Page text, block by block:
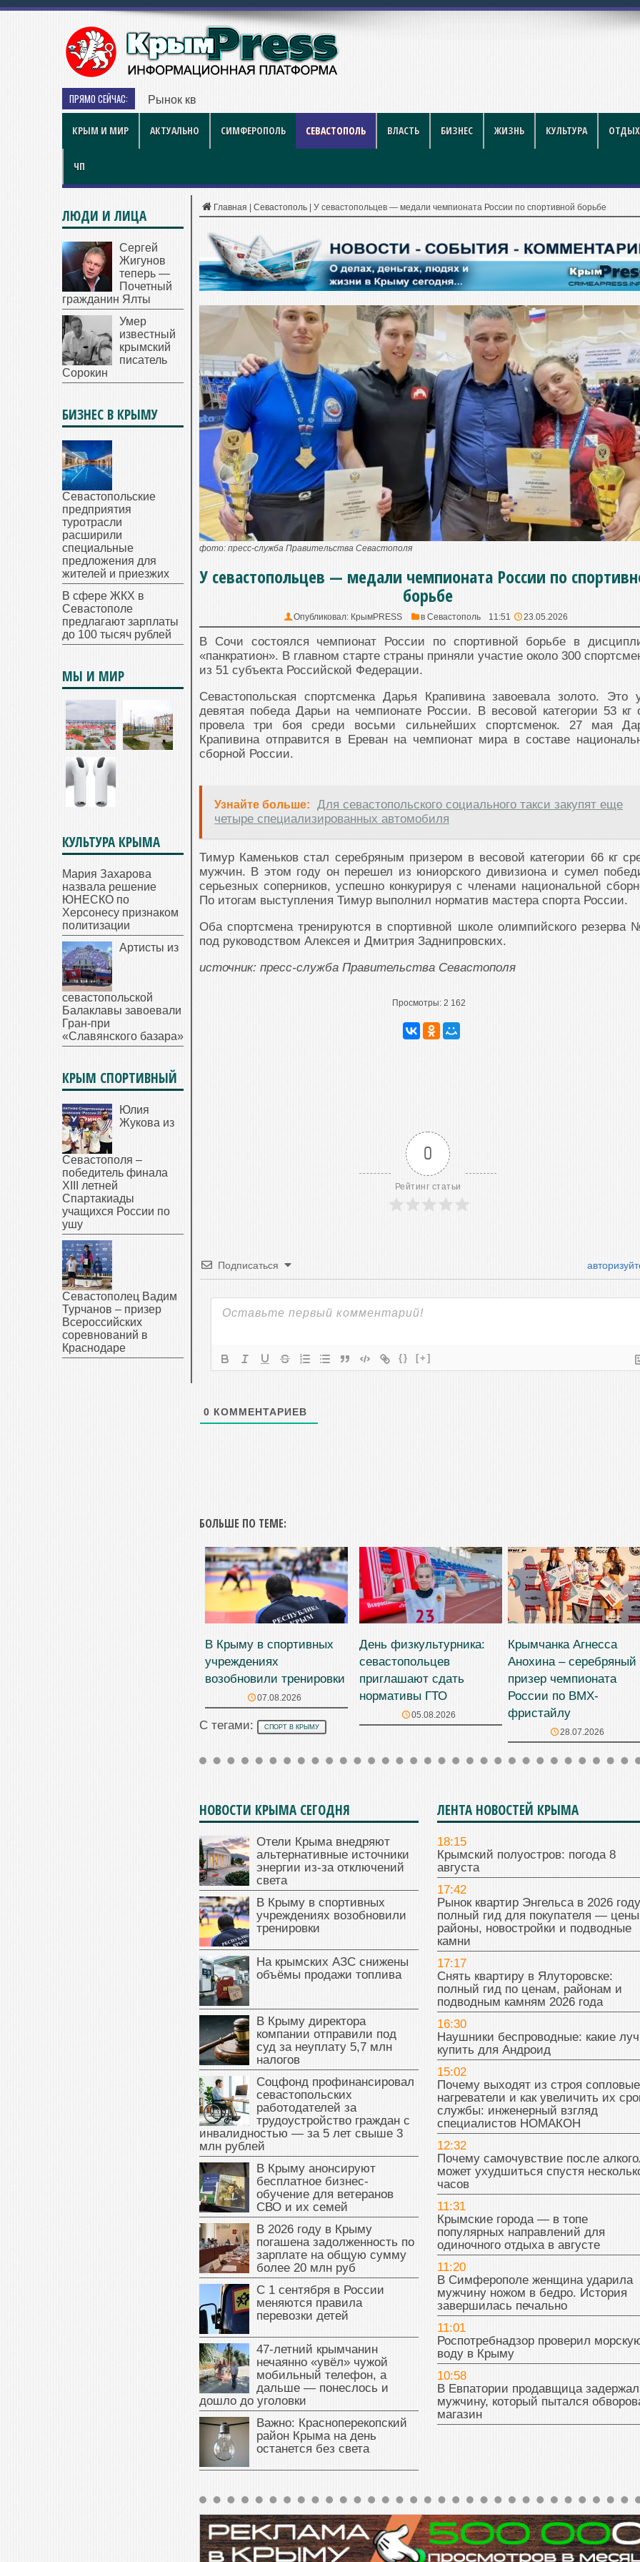
ПРЯМО СЕЙЧАС: Рынок квартир Энгельса в 2026 году: полный гид для
КРЫМ И МИР АКТУАЛЬНО СИМФЕРОПОЛЬ СЕВАСТОПОЛЬ ВЛАСТЬ БИЗНЕС ЖИЗНЬ КУЛЬТУРА
ЧП
Главная Севастополь У севастопольцев — медали чемпионата России по спортивной борьбе
фото: пресс-служба Правительства Севастополя
У севастопольцев — медали чемпионата России по
борьбе
Опубликовал: КрымPRESS в Севастополь 11:51 23.05.2026
В Сочи состоялся чемпионат России по спортивной борьбе в
«панкратион». В главном старте страны приняли участие около 300
из 51 субъекта Российской Федерации.
Севастопольская спортсменка Дарья Крапивина завоевала золото. Это
девятая победа Дарьи на чемпионате России. В весовой категории 53 кг
провела три боя среди восьми сильнейших спортсменок. 27 мая
Крапивина отправится в Ереван на чемпионат мира в составе
сборной России.
Узнайте больше:
Для севастопольского социального такси закупят еще
четыре специализированных автомобиля
Тимур Каменьков стал серебряным призером в весовой категории 66 кг
мужчин. В этом году он перешел из юниорского дивизиона и сумел
серьезных соперников, успешно конкурируя с членами национальной
По итогам выступления Тимур выполнил норматив мастера спорта России.
Оба спортсмена тренируются в спортивной школе олимпийского резерва
под руководством Алексея и Дмитрия Заднипровских.
источник: пресс-служба Правительства Севастополя
Просмотры: 2 162
0
Рейтинг статьи
Подписаться
{} [+]
0 КОММЕНТАРИЕВ
БОЛЬШЕ ПО ТЕМЕ:
В Крыму в спортивных
учреждениях
возобновили тренировки
07.08.2026
День физкультурника:
севастопольцев
приглашают сдать
нормативы ГТО
05.08.2026
Крымчанка Агнесса
Анохина – серебряный
призер чемпионата
России по BMX-
фристайлу
28.07.2026
С тегами: СПОРТ В КРЫМУ
НОВОСТИ КРЫМА СЕГОДНЯ
Отели Крыма внедряют
альтернативные источники
энергии из-за отключений
света
В Крыму в спортивных
учреждениях возобновили
тренировки
На крымских АЗС снижены
объёмы продажи топлива
В Крыму директора
компании отправили под
суд за неуплату 5,7 млн
налогов
Соцфонд профинансировал
севастопольских
работодателей за
трудоустройство граждан с
инвалидностью — за 5 лет свыше 3
млн рублей
В Крыму анонсируют
бесплатное бизнес-
обучение для ветеранов
СВО и их семей
В 2026 году в Крыму
погашена задолженность по
зарплате на общую сумму
более 20 млн руб
С 1 сентября в России
меняются правила
перевозки детей
47‑летний крымчанин
нечаянно «увёл» чужой
мобильный телефон, а
дальше — понеслось и
дошло до уголовки
Важно: Красноперекопский
район Крыма на день
останется без света
ЛЕНТА НОВОСТЕЙ КРЫМА
18:15
Крымский полуостров: погода 8
августа
17:42
Рынок квартир Энгельса в 2026
полный гид для покупателя —
районы, новостройки и подводные
камни
17:17
Снять квартиру в Ялуторовске:
полный гид по ценам, районам и
подводным камням 2026 года
16:30
Наушники беспроводные: какие
купить для Андроид
15:02
Почему выходят из строя сопловые
нагреватели и как увеличить их
службы: инженерный взгляд
специалистов НОМАКОН
12:32
Почему самочувствие после
может ухудшиться спустя
часов
11:31
Крымские города — в топе
популярных направлений для
одиночного отдыха в августе
11:20
В Симферополе женщина ударила
мужчину ножом в бедро. История
завершилась печально
11:01
Роспотребнадзор проверил
воду в Крыму
10:58
В Евпатории продавщица
мужчину, который пытался
магазин
ЛЮДИ И ЛИЦА
Сергей
Жигунов
теперь —
Почетный
гражданин Ялты
Умер
известный
крымский
писатель
Сорокин
БИЗНЕС В КРЫМУ
Севастопольские
предприятия
туротрасли
расширили
специальные
предложения для
жителей и приезжих
В сфере ЖКХ в
Севастополе
предлагают зарплаты
до 100 тысяч рублей
МЫ И МИР
КУЛЬТУРА КРЫМА
Мария Захарова
назвала решение
ЮНЕСКО по
Херсонесу признаком
политизации
Артисты из
севастопольской
Балаклавы завоевали
Гран-при
«Славянского базара»
КРЫМ СПОРТИВНЫЙ
Юлия
Жукова из
Севастополя –
победитель финала
XIII летней
Спартакиады
учащихся России по
ушу
Севастополец Вадим
Турчанов – призер
Всероссийских
соревнований в
Краснодаре